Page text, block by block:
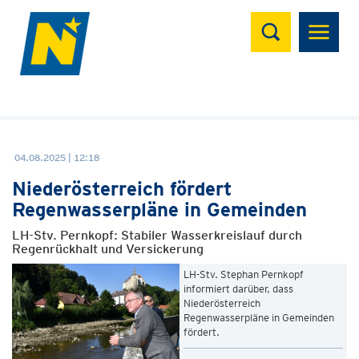
Suchen
04.08.2025 | 12:18
Niederösterreich fördert
Regenwasserpläne in Gemeinden
LH-Stv. Pernkopf: Stabiler Wasserkreislauf durch
Regenrückhalt und Versickerung
LH-Stv. Stephan Pernkopf
informiert darüber, dass
Niederösterreich
Regenwasserpläne in Gemeinden
fördert.